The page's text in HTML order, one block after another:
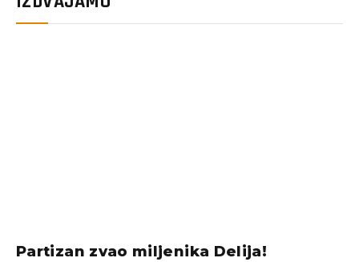
Partizan zvao miljenika Delija!